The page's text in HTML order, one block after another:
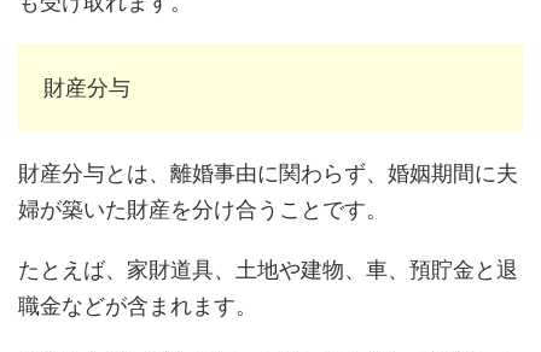
財産分与
財産分与とは、離婚事由に関わらず、婚姻期間に夫
婦が築いた財産を分け合うことです。
たとえば、家財道具、土地や建物、車、預貯金と退
職金などが含まれます。